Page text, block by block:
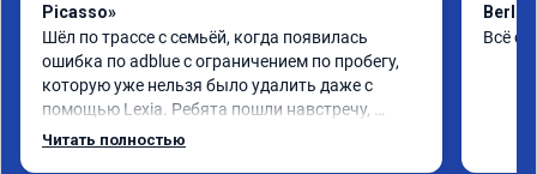
Picasso»
Шёл по трассе с семьёй, когда появилась
ошибка по adblue с ограничением по пробегу,
которую уже нельзя было удалить даже с
помощью Lexia. Ребята пошли навстречу,
оперативно приняли и за час отшили как
Читать полностью
Всё